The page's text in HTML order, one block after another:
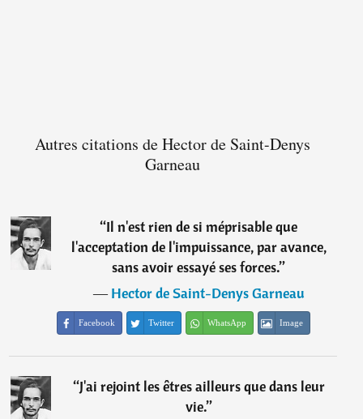
Autres citations de Hector de Saint-Denys
Garneau
“Il n'est rien de si méprisable que
l'acceptation de l'impuissance, par avance,
sans avoir essayé ses forces.”
―Hector de Saint-Denys Garneau
Facebook Twitter WhatsApp Image
“J'ai rejoint les êtres ailleurs que dans leur
vie.”